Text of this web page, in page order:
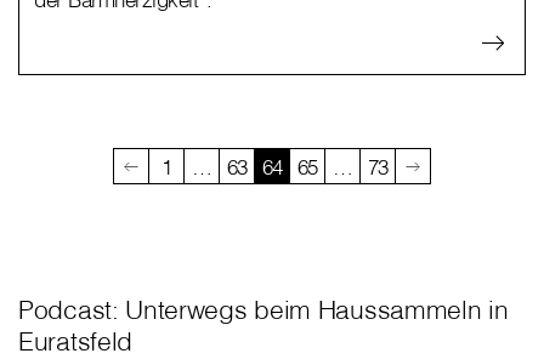
1 63 64 65 73
Podcast: Unterwegs beim Haussammeln in
Euratsfeld